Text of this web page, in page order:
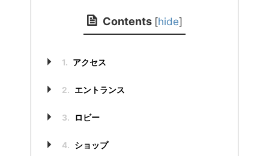
Contents [hide]
1. アクセス
2. エントランス
3. ロビー
4. ショップ